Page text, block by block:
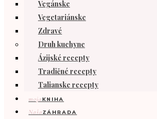
Vegánske
Vegetariánske
Zdravé
Druh kuchyne
Ázijské recepty
Tradičné recepty
Talianske recepty
moja KNIHA
Naša ZÁHRADA